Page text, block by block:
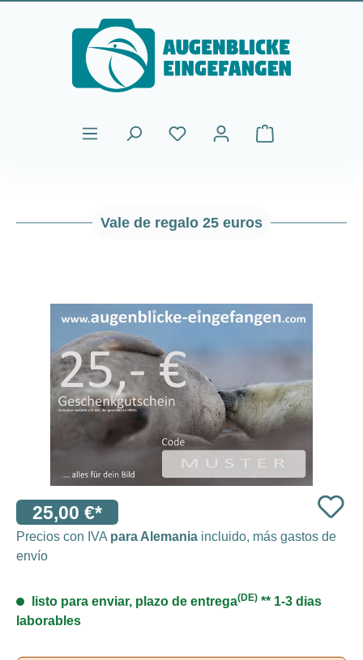
Saltar al contenido principal
El carrito de
Vale de regalo 25 euros
25,00 €*
Precios con IVA para Alemania incluido, más gastos de
envío
listo para enviar, plazo de entrega(DE) ** 1-3 dias
laborables